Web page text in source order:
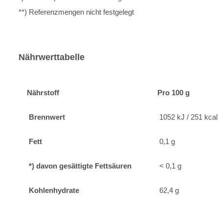
**) Referenzmengen nicht festgelegt
Nährwerttabelle
Nährstoff Pro 100 g
Brennwert 1052 kJ / 251 kcal
Fett 0,1 g
*) davon gesättigte Fettsäuren < 0,1 g
Kohlenhydrate 62,4 g